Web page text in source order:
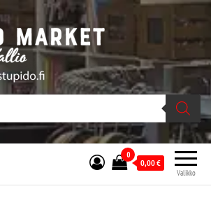
– verkossa ja kivijalassa
Stupido Market on vaihtoehtomusaan
erikoistunut verkko- sekä
kivijalkakauppa Helsingissä Kallion
sydämessä.
Valikko
0
0,00€